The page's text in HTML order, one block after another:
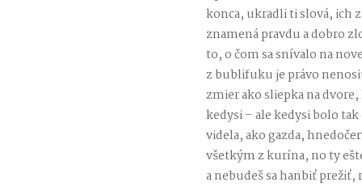
konca, ukradli ti slová, ich
znamená pravdu a dobro
to, o čom sa snívalo na
z bublifuku je právo
zmier ako sliepka na
kedysi – ale kedysi bolo
videla, ako gazda,
všetkým z kurína, no ty
a nebudeš sa hanbiť